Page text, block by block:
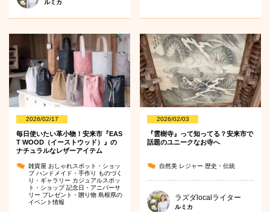
ルミカ
2026/02/17
毎日使いたい革小物！安来市『EAS
T WOOD（イーストウッド）』の
ナチュラルなレザーアイテム
雑貨屋 おしゃれスポット・ショッ
プハンドメイド・手作り
ものづく
り・ギャラリー カジュアルスポッ
ト・ショップ記念日・アニバーサ
リー プレゼント・贈り物 島根県の
イベント情報
2026/02/03
『雲樹寺』って知ってる？安来市で
話題のユニークなお寺へ
自然美 レジャー 歴史・伝統
ラズダlocalライター
ルミカ